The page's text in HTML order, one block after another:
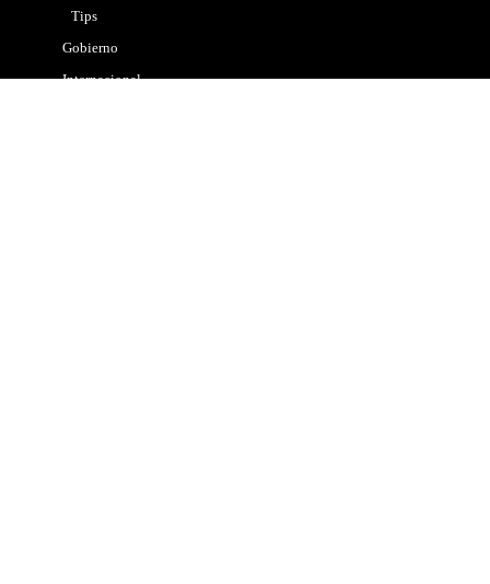
Tips
Gobierno
Internacional